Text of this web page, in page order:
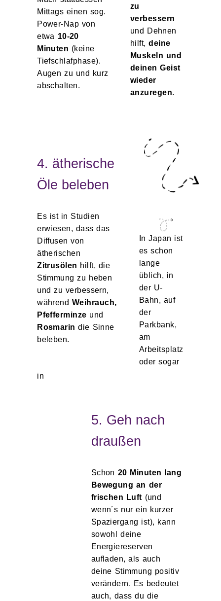
zu
verbessern
und Dehnen
hilft,deine
Muskeln und
deinen Geist
wieder
anzuregen.
4. ätherische
Öle beleben
Es ist in Studien
erwiesen, dass das
Diffusen von
ätherischen
Zitrusölen hilft, die
Stimmung zu heben
und zu verbessern,
während Weihrauch,
Pfefferminze und
Rosmarin die Sinne
beleben.
5. Geh nach
draußen
Schon 20 Minuten lang
Bewegung an der
frischen Luft (und
wenn´s nur ein kurzer
Spaziergang ist), kann
sowohl deine
Energiereserven
aufladen, als auch
deine Stimmung positiv
verändern. Es bedeutet
auch, dass du die
Mittags einen sog.
Power-Nap von
etwa 10-20
Minuten (keine
Tiefschlafphase).
Augen zu und kurz
abschalten.
In Japan ist
es schon
lange
üblich, in
der U-
Bahn, auf
der
Parkbank,
am
Arbeitsplatz
oder sogar
in